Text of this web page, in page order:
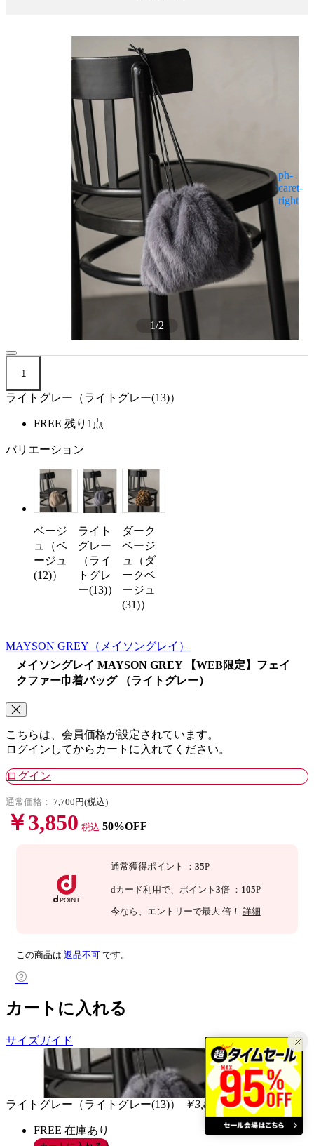
1/2
1
ライトグレー（ライトグレー(13)）
FREE 残り1点
バリエーション
ベージ
ュ（ベ
ージュ
(12)）
ライト
グレー
（ライ
トグレ
ー(13)）
ダーク
ベージ
ュ（ダ
ークベ
ージュ
(31)）
MAYSON GREY （メイソングレイ）
メイソングレイ MAYSON GREY 【WEB限定】フェイ
クファー巾着バッグ （ライトグレー）
こちらは、会員価格が設定されています。
ログインしてからカートに入れてください。
ログイン
通常価格： 7,700円(税込)
￥3,850 税込 50%OFF
通常獲得ポイント ： 35P
dカード利用で、 ポイント 3倍 ： 105P
今なら 、エントリーで最大 倍！ 詳細
この商品は 返品不可 です。
カートに入れる
サイズガイド
ライトグレー（ライトグレー(13)） ￥3,850 税込
FREE 在庫あり